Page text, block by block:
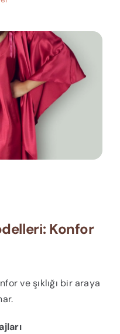
Konfor
ve şıklığı bir araya